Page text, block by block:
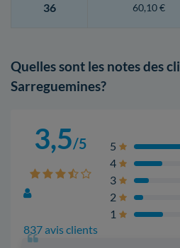
36 60,10 €
Quelles sont les notes des
Sarreguemines?
3,5/5
837 avis clients
5
4
3
2
1